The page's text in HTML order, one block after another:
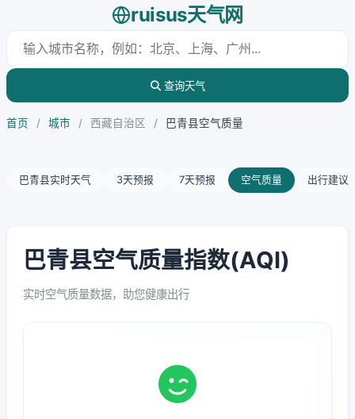
ruisus天气网
查询天气
首页 / 城市 / 西藏自治区 / 巴青县空气质量
巴青县实时天气 3天预报 7天预报 空气质量 出行建议
巴青县空气质量指数(AQI)
实时空气质量数据，助您健康出行